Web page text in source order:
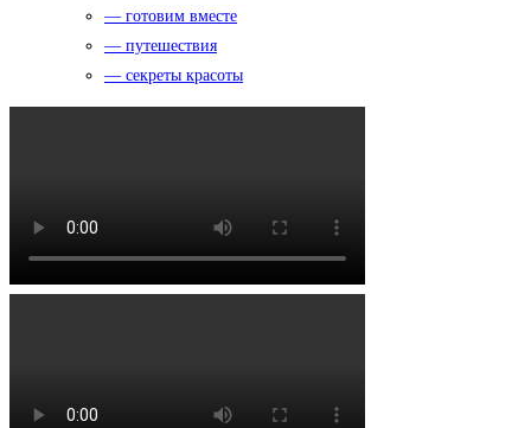
— готовим вместе
— путешествия
— секреты красоты